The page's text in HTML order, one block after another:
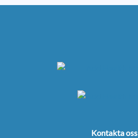
Kontakta oss